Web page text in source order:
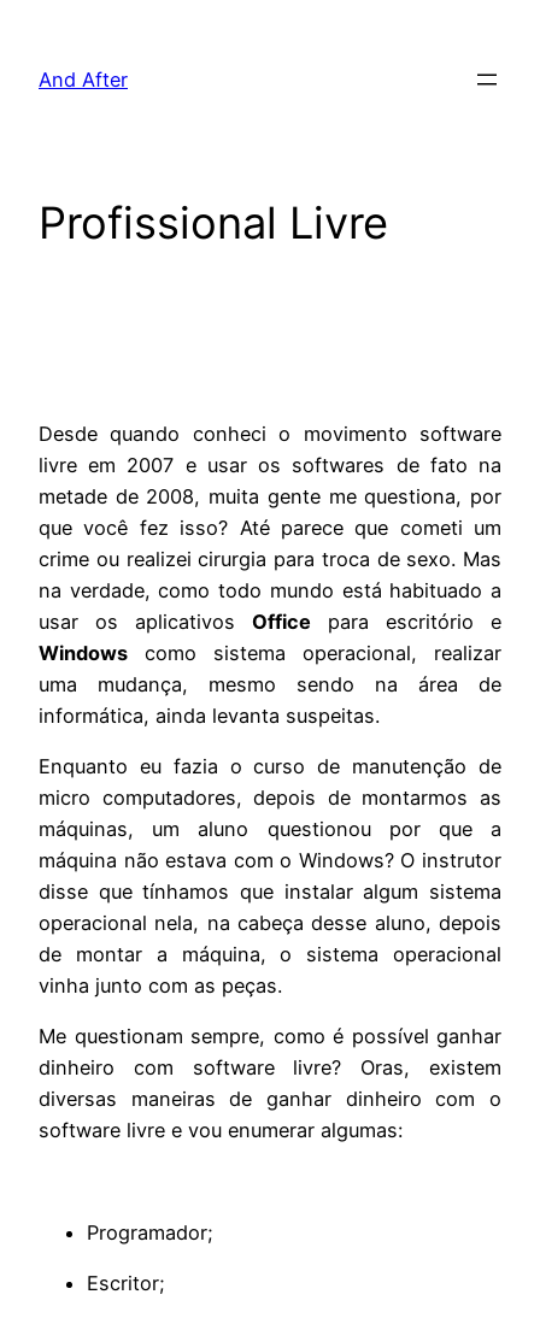
And After
Profissional Livre
Desde quando conheci o movimento software
livre em 2007 e usar os softwares de fato na
metade de 2008, muita gente me questiona, por
que você fez isso? Até parece que cometi um
crime ou realizei cirurgia para troca de sexo. Mas
na verdade, como todo mundo está habituado a
usar os aplicativos Office para escritório e
Windows como sistema operacional, realizar
uma mudança, mesmo sendo na área de
informática, ainda levanta suspeitas.
Enquanto eu fazia o curso de manutenção de
micro computadores, depois de montarmos as
máquinas, um aluno questionou por que a
máquina não estava com o Windows? O instrutor
disse que tínhamos que instalar algum sistema
operacional nela, na cabeça desse aluno, depois
de montar a máquina, o sistema operacional
vinha junto com as peças.
Me questionam sempre, como é possível ganhar
dinheiro com software livre? Oras, existem
diversas maneiras de ganhar dinheiro com o
software livre e vou enumerar algumas:
Programador;
Escritor;